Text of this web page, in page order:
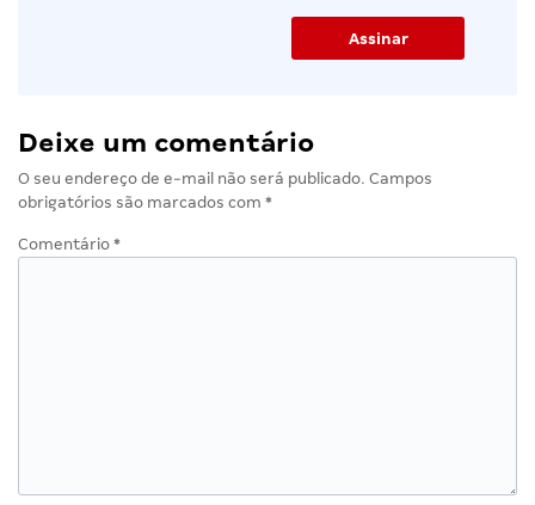
Deixe um comentário
O seu endereço de e-mail não será publicado. Campos
obrigatórios são marcados com *
Comentário *